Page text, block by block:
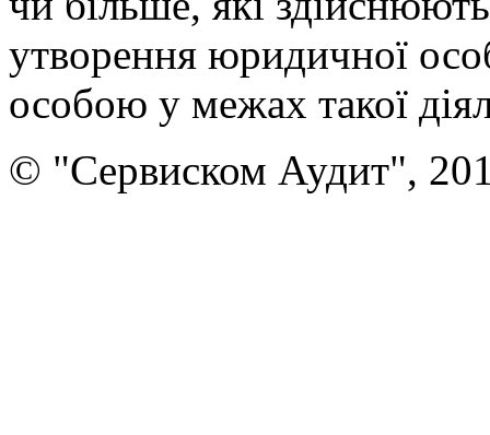
утворення юридичної
особою у межах такої
© "Сервиском Аудит",